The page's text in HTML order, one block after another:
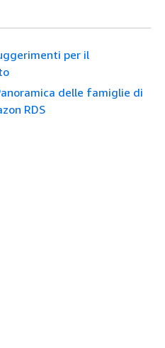
per il
delle famiglie di
RDS